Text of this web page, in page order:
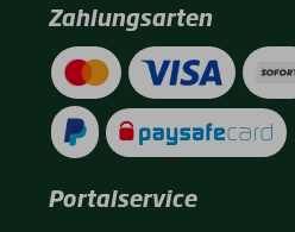
Zahlungsarten
Portalservice